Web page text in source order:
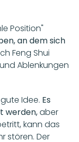
an dem sich
Feng Shui
Ablenkungen
Idee. Es
werden, aber
kann das
stören. Der